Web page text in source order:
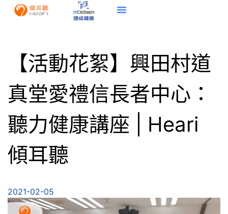
【活動花絮】興田村道
真堂愛禮信長者中心：
聽力健康講座 | Heari
傾耳聽
2021-02-05